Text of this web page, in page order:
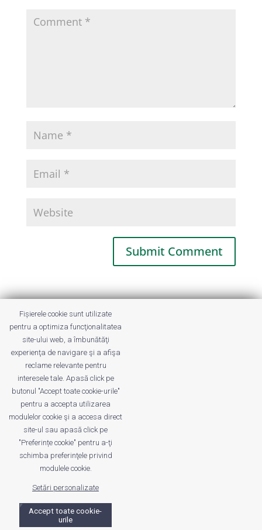
This site uses Akismet to reduce spam.
Learn how your comment data is
processed.
Despre noi Publicitate
Privacy
© UrbanKID. Proiect dezvoltat de Dana și
Dragomirescu. Temă WordPress:
Fișierele cookie sunt utilizate
pentru a optimiza funcţionalitatea
site-ului web, a îmbunătăţi
experienţa de navigare şi a afişa
reclame relevante pentru
interesele tale. Apasă click pe
butonul "Accept toate cookie-urile"
pentru a accepta utilizarea
modulelor cookie şi a accesa direct
site-ul sau apasă click pe
"Preferințe cookie" pentru a-ţi
schimba preferinţele privind
modulele cookie.
Setări personalizate
Accept toate cookie-
urile